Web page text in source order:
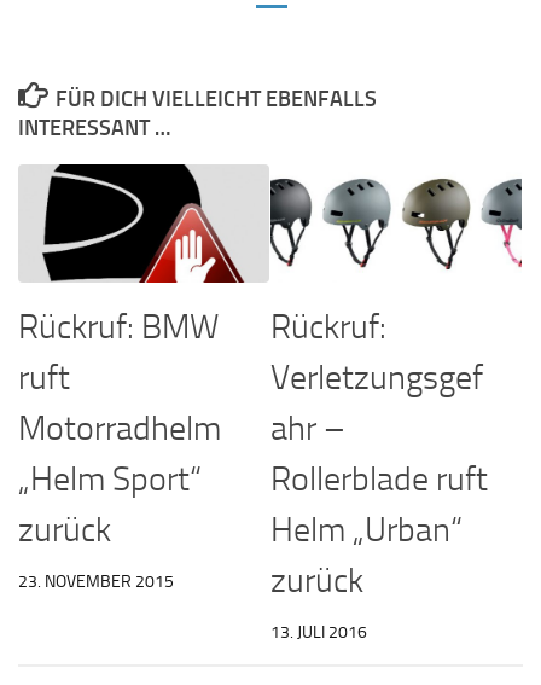
FÜR DICH VIELLEICHT EBENFALLS
INTERESSANT …
Rückruf: BMW
ruft
Motorradhelm
„Helm Sport“
zurück
23. NOVEMBER 2015
Rückruf:
Verletzungsgef
ahr –
Rollerblade ruft
Helm „Urban“
zurück
13. JULI 2016